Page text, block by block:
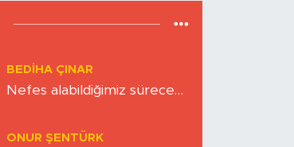
BEDIHA ÇINAR
Nefes alabildiğimiz sürece…
ONUR ŞENTÜRK